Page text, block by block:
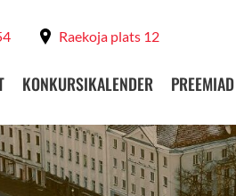
Raekoja plats 12
KONKURSIKALENDER